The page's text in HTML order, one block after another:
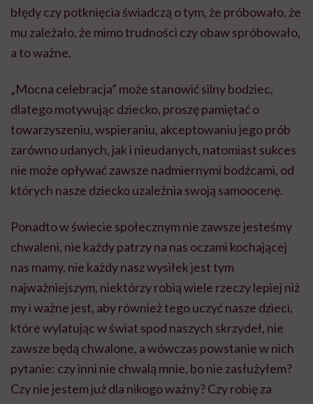
błędy czy potknięcia świadczą o tym, że próbowało, że
mu zależało, że mimo trudności czy obaw spróbowało,
a to ważne.
„Mocna celebracja” może stanowić silny bodziec,
dlatego motywując dziecko, proszę pamiętać o
towarzyszeniu, wspieraniu, akceptowaniu jego prób
zarówno udanych, jak i nieudanych, natomiast sukces
nie może opływać zawsze nadmiernymi bodźcami, od
których nasze dziecko uzależnia swoją samoocenę.
Ponadto w świecie społecznym nie zawsze jesteśmy
chwaleni, nie każdy patrzy na nas oczami kochającej
nas mamy, nie każdy nasz wysiłek jest tym
najważniejszym, niektórzy robią wiele rzeczy lepiej niż
my i ważne jest, aby również tego uczyć nasze dzieci,
które wylatując w świat spod naszych skrzydeł, nie
zawsze będą chwalone, a wówczas powstanie w nich
pytanie: czy inni nie chwalą mnie, bo nie zasłużyłem?
Czy nie jestem już dla nikogo ważny? Czy robię za